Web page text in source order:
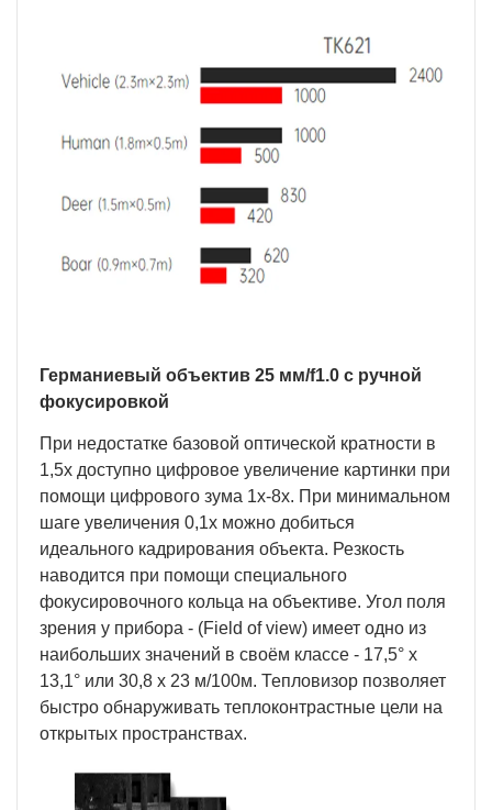
Германиевый объектив 25 мм/f1.0 с ручной
фокусировкой
При недостатке базовой оптической кратности в
1,5х доступно цифровое увеличение картинки при
помощи цифрового зума 1х-8х. При минимальном
шаге увеличения 0,1х можно добиться
идеального кадрирования объекта. Резкость
наводится при помощи специального
фокусировочного кольца на объективе. Угол поля
зрения у прибора - (Field of view) имеет одно из
наибольших значений в своём классе - 17,5° х
13,1° или 30,8 х 23 м/100м. Тепловизор позволяет
быстро обнаруживать теплоконтрастные цели на
открытых пространствах.